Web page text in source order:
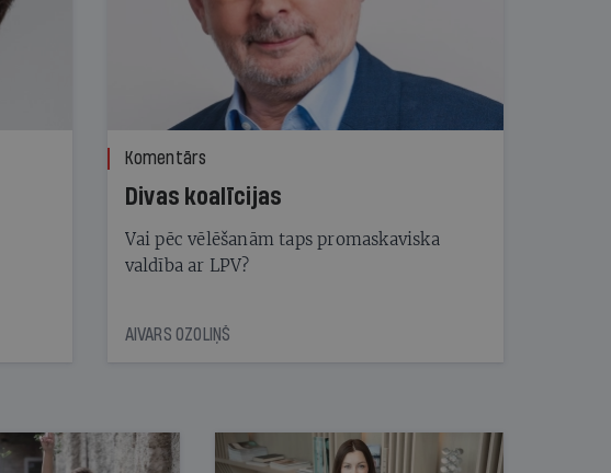
Komentārs
Divas koalīcijas
Vai pēc vēlēšanām taps promaskaviska
valdība ar LPV?
AIVARS OZOLIŅŠ